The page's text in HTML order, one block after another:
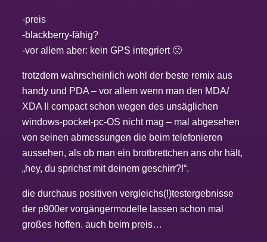
-preis
-blackberry-fähig?
-vor allem aber: kein GPS integriert 🙁
trotzdem wahrscheinlich wohl der beste remix aus
handy und PDA – vor allem wenn man den MDA/
XDA II compact schon wegen des unsäglichen
windows-pocket-pc-OS nicht mag – mal abgesehen
von seinen abmessungen die beim telefonieren
aussehen, als ob man ein brotbrettchen ans ohr hält,
„hey, du sprichst mit deinem geschirr?!“.
die durchaus positiven vergleichs(!)testergebnisse
der p900er vorgängermodelle lassen schon mal
großes hoffen. auch beim preis…